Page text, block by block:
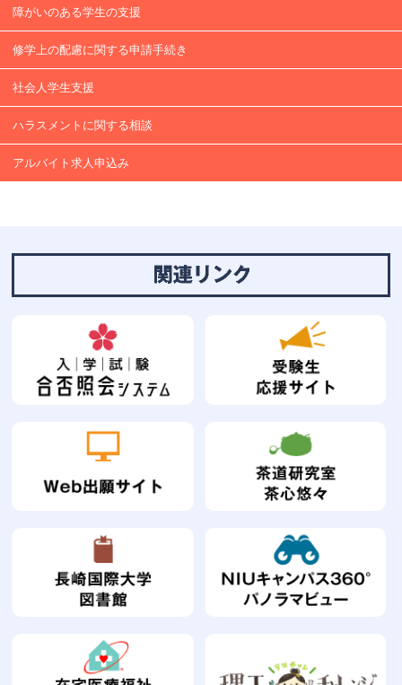
障がいのある学生の支援
修学上の配慮に関する申請手続き
社会人学生支援
ハラスメントに関する相談
アルバイト求人申込み